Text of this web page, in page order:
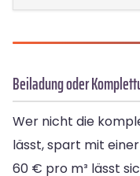
Beiladung oder
Wer nicht die
lässt, spart mit einer
60 € pro m³ lässt